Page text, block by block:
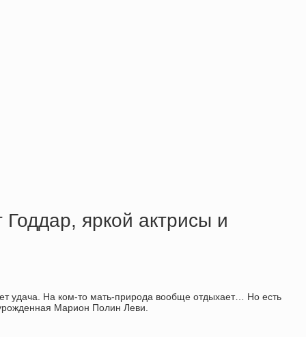
яркой актрисы и
удача. На ком-то мать-природа вообще отдыхает… Но есть
Марион Полин Леви.